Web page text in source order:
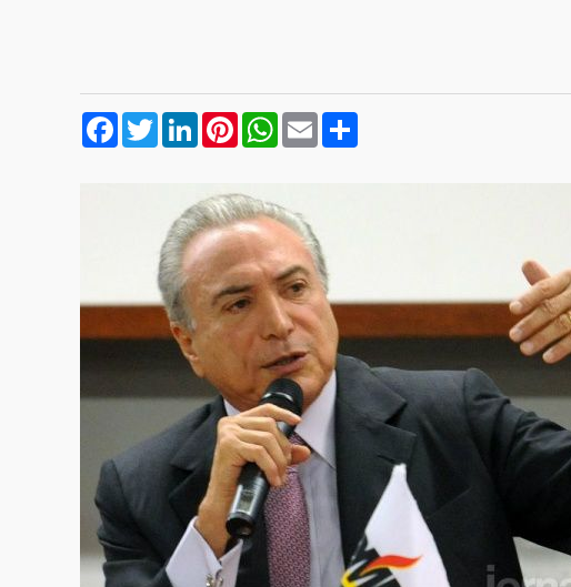
Facebook
TwitterLinkedInPinterestWhatsApp
Email